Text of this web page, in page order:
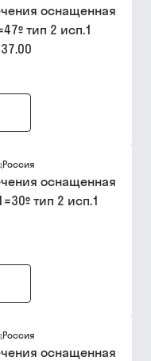
оснащенная
тип 2 исп.1
Россия
оснащенная
тип 2 исп.1
Россия
оснащенная